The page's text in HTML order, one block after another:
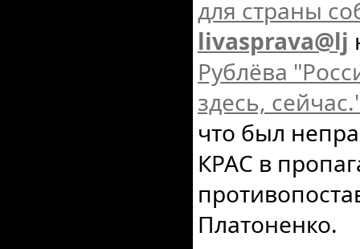
для страны
livasprava@lj
Рублёва
здесь,
что был
КРАС в
Платоненко.